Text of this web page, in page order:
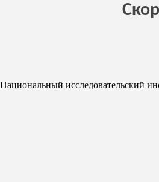
Национальный исследовательский